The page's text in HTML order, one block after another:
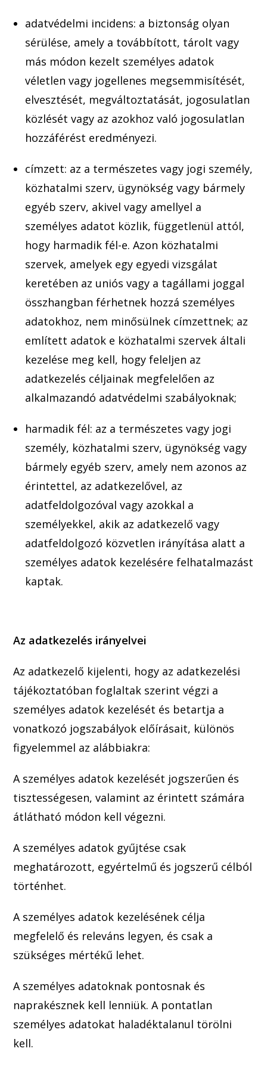
adatvédelmi incidens: a biztonság olyan
sérülése, amely a továbbított, tárolt vagy
más módon kezelt személyes adatok
véletlen vagy jogellenes megsemmisítését,
elvesztését, megváltoztatását, jogosulatlan
közlését vagy az azokhoz való jogosulatlan
hozzáférést eredményezi.
címzett: az a természetes vagy jogi személy,
közhatalmi szerv, ügynökség vagy bármely
egyéb szerv, akivel vagy amellyel a
személyes adatot közlik, függetlenül attól,
hogy harmadik fél-e. Azon közhatalmi
szervek, amelyek egy egyedi vizsgálat
keretében az uniós vagy a tagállami joggal
összhangban férhetnek hozzá személyes
adatokhoz, nem minősülnek címzettnek; az
említett adatok e közhatalmi szervek általi
kezelése meg kell, hogy feleljen az
adatkezelés céljainak megfelelően az
alkalmazandó adatvédelmi szabályoknak;
harmadik fél: az a természetes vagy jogi
személy, közhatalmi szerv, ügynökség vagy
bármely egyéb szerv, amely nem azonos az
érintettel, az adatkezelővel, az
adatfeldolgozóval vagy azokkal a
személyekkel, akik az adatkezelő vagy
adatfeldolgozó közvetlen irányítása alatt a
személyes adatok kezelésére felhatalmazást
kaptak.
Az adatkezelés irányelvei
Az adatkezelő kijelenti, hogy az adatkezelési
tájékoztatóban foglaltak szerint végzi a
személyes adatok kezelését és betartja a
vonatkozó jogszabályok előírásait, különös
figyelemmel az alábbiakra:
A személyes adatok kezelését jogszerűen és
tisztességesen,valamint az érintett számára
átlátható módon kell végezni.
A személyes adatok gyűjtése csak
meghatározott, egyértelmű és jogszerű célból
történhet.
A személyes adatok kezelésének célja
megfelelő és releváns legyen, és csak a
szükséges mértékű lehet.
A személyes adatoknak pontosnak és
naprakésznek kell lenniük. A pontatlan
személyes adatokat haladéktalanul törölni
kell.